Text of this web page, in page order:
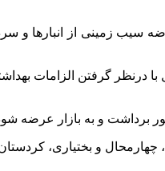
زمینی از انبارها و
گرفتن الزامات
اصفهان، اردبیل، زنجان، چهارمحال